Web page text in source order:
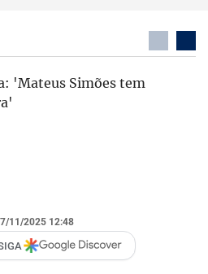
'Mateus Simões tem
11/2025 12:48